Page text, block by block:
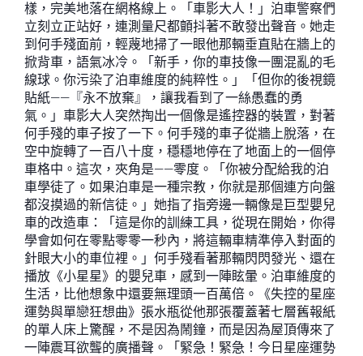
樣，完美地落在網格線上。「車影大人！」泊車警察們
立刻立正站好，連測量尺都顫抖著不敢發出聲音。她走
到何手殘面前，輕蔑地掃了一眼他那輛垂直貼在牆上的
掀背車，語氣冰冷。「新手，你的車技像一團混亂的毛
線球。你污染了泊車維度的純粹性。」「但你的後視鏡
貼紙——『永不放棄』，讓我看到了一絲愚蠢的勇
氣。」車影大人突然掏出一個像是遙控器的裝置，對著
何手殘的車子按了一下。何手殘的車子從牆上脫落，在
空中旋轉了一百八十度，穩穩地停在了地面上的一個停
車格中。這次，夾角是——零度。「你被分配給我的泊
車學徒了。如果泊車是一種宗教，你就是那個連方向盤
都沒摸過的新信徒。」她指了指旁邊一輛像是巨型嬰兒
車的改造車：「這是你的訓練工具，從現在開始，你得
學會如何在零點零零一秒內，將這輛車精準停入對面的
針眼大小的車位裡。」何手殘看著那輛閃閃發光、還在
播放《小星星》的嬰兒車，感到一陣眩暈。泊車維度的
生活，比他想象中還要無理頭一百萬倍。《失控的星座
運勢與單戀狂想曲》張水瓶從他那張覆蓋著七層舊報紙
的單人床上驚醒，不是因為鬧鐘，而是因為屋頂傳來了
一陣震耳欲聾的廣播聲。「緊急！緊急！今日星座運勢